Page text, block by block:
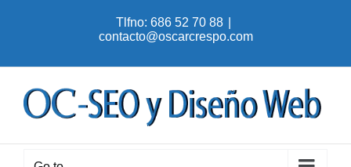
Tlfno: 686 52 70 88
contacto@oscarcrespo.com